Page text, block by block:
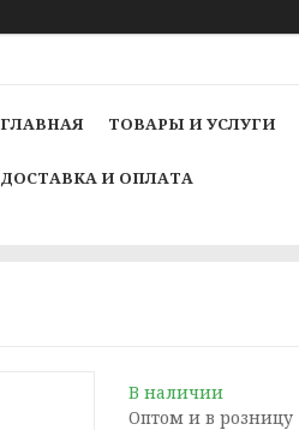
ГЛАВНАЯ ТОВАРЫ И УСЛУГИ
ДОСТАВКА И ОПЛАТА
В наличии
Оптом и в розницу